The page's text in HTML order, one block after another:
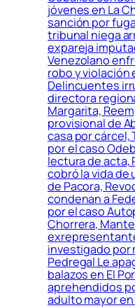
jóvenes en La
sanción por
tribunal niega
expareja
Venezolano
robo y violación
Delincuentes
directora
Margarita,
provisional de
casa por cárcel,
por el caso
lectura de acta,
cobró la vida de
de Pacora,
condenan a
por el caso
Chorrera,
investigado por
Pedregal Le
balazos en El
aprehendidos
adulto mayor